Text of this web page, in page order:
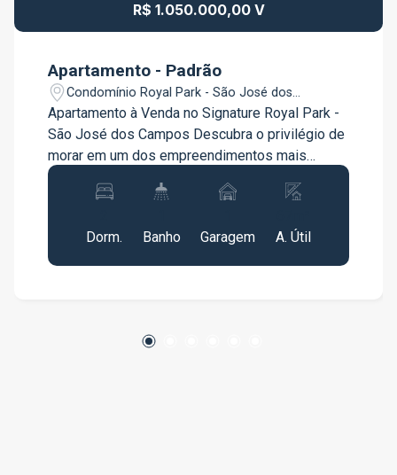
R$ 1.050.000,00 V
Apartamento - Padrão
Condomínio Royal Park - São José dos
Campos/SP
Apartamento à Venda no Signature Royal Park -
São José dos Campos Descubra o privilégio de
morar em um dos empreendimentos mais
modernos e sofisticados de São José dos
Campos. O Signature Royal Park combina
padrão e uma área de lazer completa,
oferecendo conforto, praticidade e qualidade de
vista panorâmica Cozinha planejada Área de
Dorm.
Banho
Garagem
A. Útil